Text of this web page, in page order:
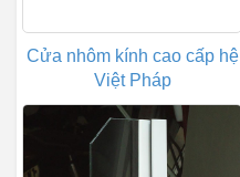
Cửa nhôm kính cao cấp hệ
Việt Pháp